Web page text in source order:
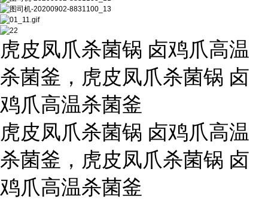
虎皮凤爪杀菌锅 卤鸡爪高温
杀菌釜，虎皮凤爪杀菌锅 卤
鸡爪高温杀菌釜
虎皮凤爪杀菌锅 卤鸡爪高温
杀菌釜，虎皮凤爪杀菌锅 卤
鸡爪高温杀菌釜